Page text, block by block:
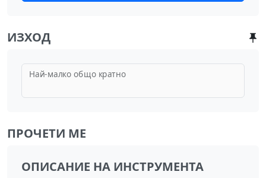
ИЗХОД
Най-малко общо кратно
ПРОЧЕТИ МЕ
ОПИСАНИЕ НА ИНСТРУМЕНТА